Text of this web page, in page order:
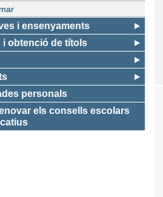
i ensenyaments
i obtenció de títols
personals
els consells escolars